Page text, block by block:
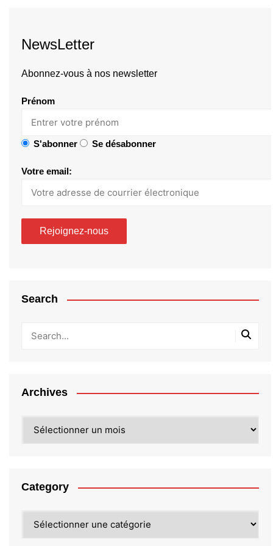
NewsLetter
Abonnez-vous à nos newsletter
Prénom
S'abonner Se désabonner
Votre email:
Search
Archives
Category